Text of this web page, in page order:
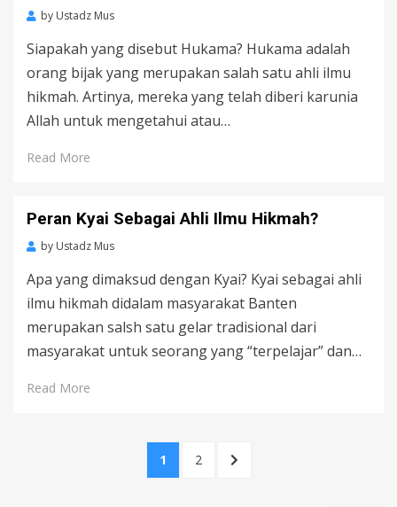
by Ustadz Mus
Siapakah yang disebut Hukama? Hukama adalah
orang bijak yang merupakan salah satu ahli ilmu
hikmah. Artinya, mereka yang telah diberi karunia
Allah untuk mengetahui atau…
Read More
Peran Kyai Sebagai Ahli Ilmu Hikmah?
by Ustadz Mus
Apa yang dimaksud dengan Kyai? Kyai sebagai ahli
ilmu hikmah didalam masyarakat Banten
merupakan salsh satu gelar tradisional dari
masyarakat untuk seorang yang “terpelajar” dan…
Read More
PAGE
1 PAGE
2
NEXT